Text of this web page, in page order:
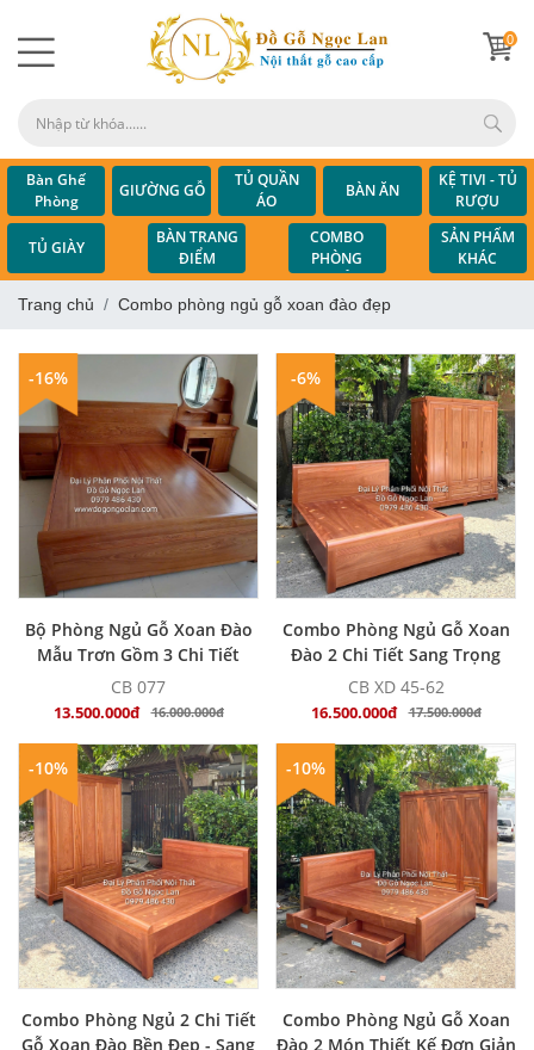
0
Bàn Ghế
Phòng
Khách
GIƯỜNG GỖ
TỦ QUẦN
ÁO
BÀN ĂN
KỆ TIVI - TỦ
RƯỢU
TỦ GIÀY
BÀN TRANG
ĐIỂM
COMBO
PHÒNG
NGỦ
SẢN PHẨM
KHÁC
Trang chủ Combo phòng ngủ gỗ xoan đào đẹp
MUA NGAY
-16%
Bộ Phòng Ngủ Gỗ Xoan Đào
Mẫu Trơn Gồm 3 Chi Tiết
CB 077
13.500.000đ 16.000.000đ
MUA NGAY
-6%
Combo Phòng Ngủ Gỗ Xoan
Đào 2 Chi Tiết Sang Trọng
CB XD 45-62
16.500.000đ 17.500.000đ
MUA NGAY
-10%
Combo Phòng Ngủ 2 Chi Tiết
Gỗ Xoan Đào Bền Đẹp - Sang
MUA NGAY
-10%
Combo Phòng Ngủ Gỗ Xoan
Đào 2 Món Thiết Kế Đơn Giản